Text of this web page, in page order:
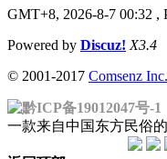
GMT+8, 2026-8-7 00:32 ,
Powered by Discuz! X3.4
© 2001-2017 Comsenz Inc.
黔ICP备19012047号-1
一款来自中国东方民俗